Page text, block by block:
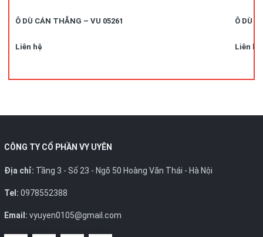
Ô DÙ CÁN THẲNG – VU 05261
Liên hệ
Ô DÙ
Liên hệ
CÔNG TY CỔ PHẦN VY UYÊN
Địa chỉ: Tầng 3 - Số 23 - Ngõ 50 Hoàng Văn Thái - Hà Nội
Tel: 0978552388
Email: vyuyen0105@gmail.com